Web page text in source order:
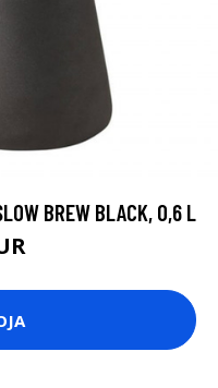
BREW BLACK, 0,6 L